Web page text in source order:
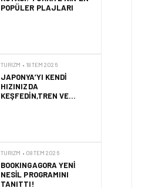
POPÜLER PLAJLARI
TURIZM • 18 TEM 2026
JAPONYA’YI KENDI
HIZINIZDA
KEŞFEDIN,TREN VE
TURIZM • 08 TEM 2026
BOOKINGAGORA YENI
NESIL PROGRAMINI
TANITTI!